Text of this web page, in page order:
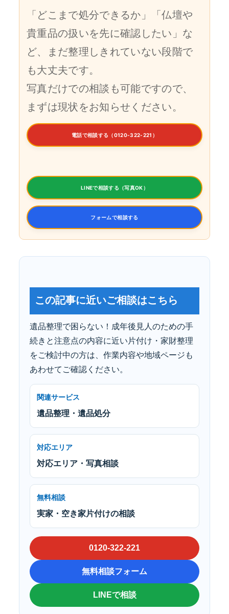
「どこまで処分できるか」「仏壇や
貴重品の扱いを先に確認したい」な
ど、まだ整理しきれていない段階で
も大丈夫です。
写真だけでの相談も可能ですので、
まずは現状をお知らせください。
電話で相談する（0120-322-221）
LINEで相談する（写真OK）
フォームで相談する
この記事に近いご相談はこちら
遺品整理で困らない！成年後見人のための手
続きと注意点の内容に近い片付け・家財整理
をご検討中の方は、作業内容や地域ページも
あわせてご確認ください。
関連サービス
遺品整理・遺品処分
対応エリア
対応エリア・写真相談
無料相談
実家・空き家片付けの相談
0120-322-221
無料相談フォーム
LINEで相談